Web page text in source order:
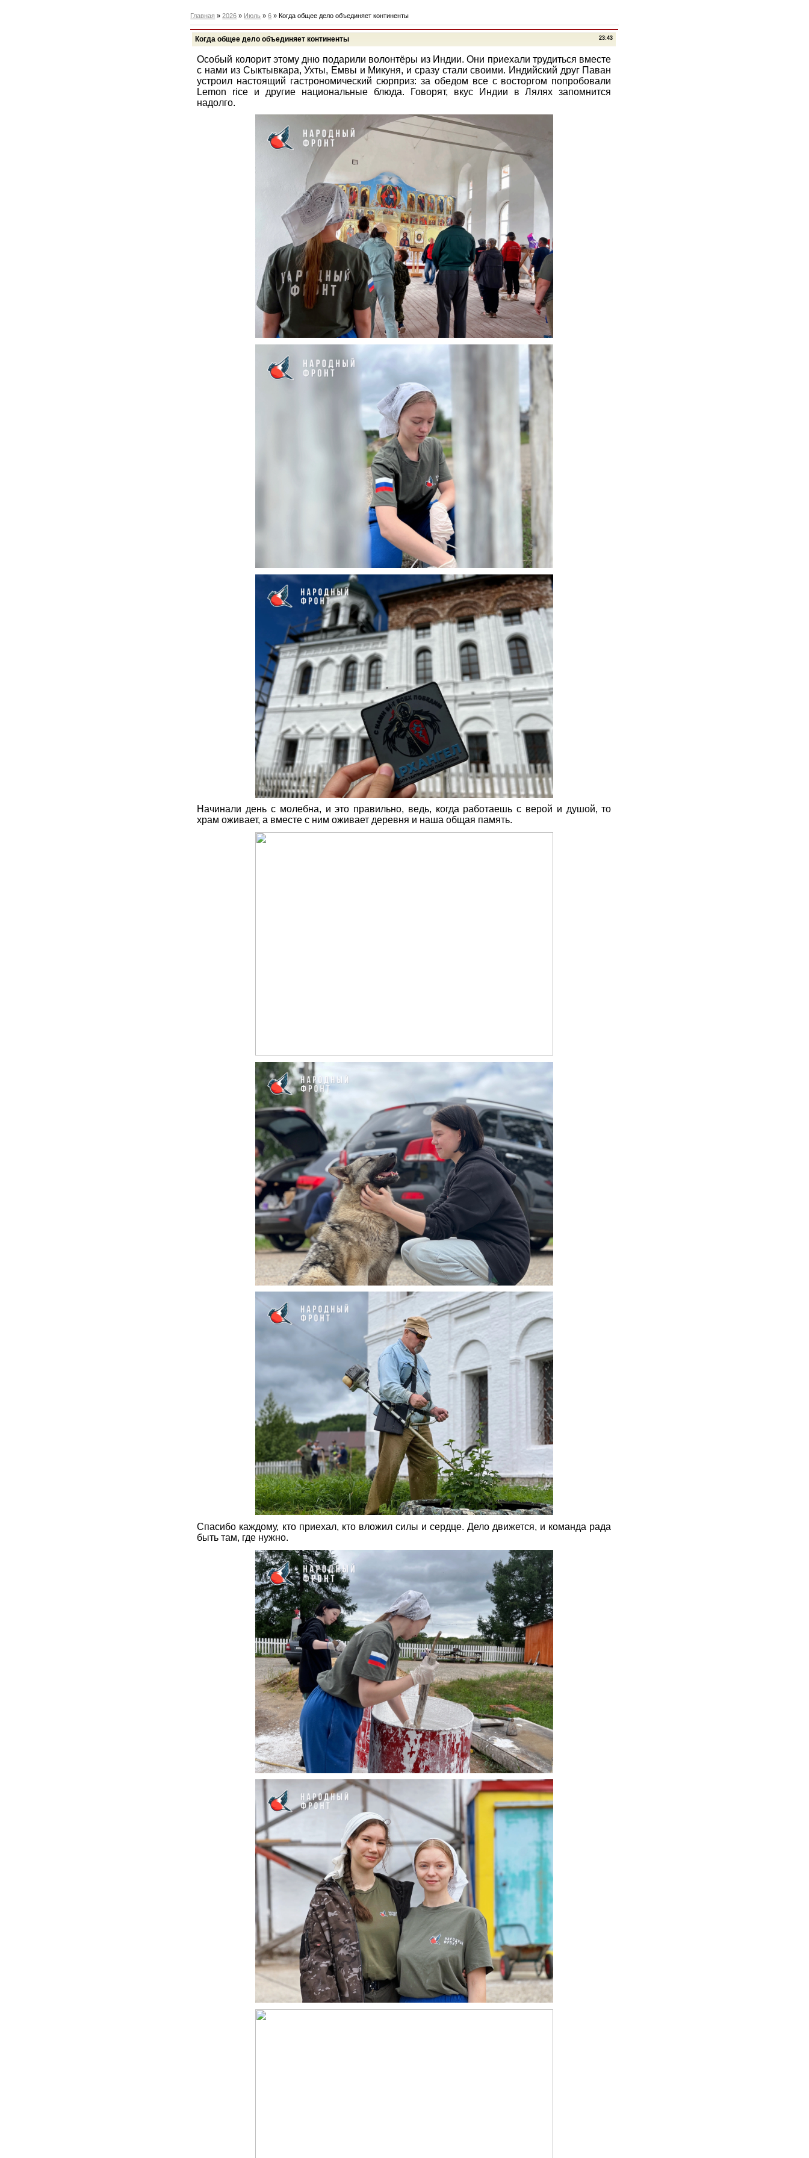
Главная »2026 » Июль » 6 » Когда общее дело объединяет континенты
23:43
Когда общее дело объединяет континенты
Особый колорит этому дню подарили волонтёры из Индии. Они приехали трудиться вместе
с нами из Сыктывкара, Ухты, Емвы и Микуня, и сразу стали своими. Индийский друг Паван
устроил настоящий гастрономический сюрприз: за обедом все с восторгом попробовали
Lemon rice и другие национальные блюда. Говорят, вкус Индии в Лялях запомнится
надолго.
Начинали день с молебна, и это правильно, ведь, когда работаешь с верой и душой, то
храм оживает, а вместе с ним оживает деревня и наша общая память.
Спасибо каждому, кто приехал, кто вложил силы и сердце. Дело движется, и команда рада
быть там, где нужно.